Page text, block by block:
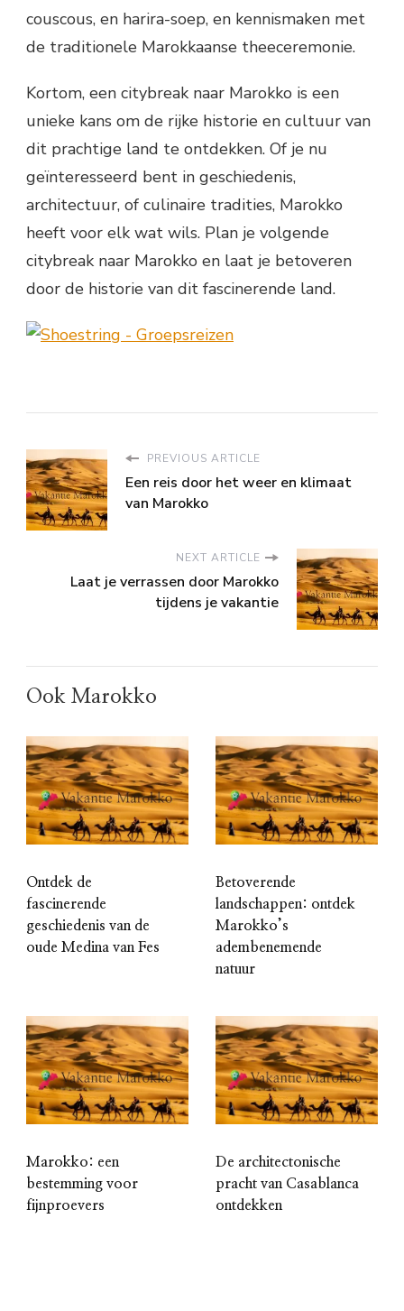
couscous, en harira-soep, en kennismaken met
de traditionele Marokkaanse theeceremonie.
Kortom, een citybreak naar Marokko is een
unieke kans om de rijke historie en cultuur van
dit prachtige land te ontdekken. Of je nu
geïnteresseerd bent in geschiedenis,
architectuur, of culinaire tradities, Marokko
heeft voor elk wat wils. Plan je volgende
citybreak naar Marokko en laat je betoveren
door de historie van dit fascinerende land.
PREVIOUS ARTICLE
Een reis door het weer en klimaat
van Marokko
NEXT ARTICLE
Laat je verrassen door Marokko
tijdens je vakantie
Ook Marokko
Ontdek de
fascinerende
geschiedenis van de
oude Medina van Fes
Betoverende
landschappen: ontdek
Marokko’s
adembenemende
natuur
Marokko: een
bestemming voor
fijnproevers
De architectonische
pracht van Casablanca
ontdekken